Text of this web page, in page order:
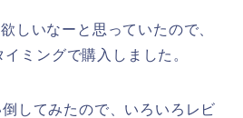
しいなーと思っていたので、
イミングで購入しました。
してみたので、いろいろレビ